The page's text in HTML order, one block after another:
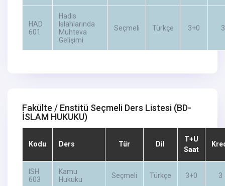
HAD
601
Hadis
Islahlarında
Muhteva
Gelişimi
Seçmeli Türkçe 3+0 3
Fakülte / Enstitü Seçmeli Ders Listesi (BD-
İSLAM HUKUKU)
Kodu Ders Tür Dil
T+U
Saat
ISH
603
Kamu
Hukuku
Seçmeli Türkçe 3+0 3